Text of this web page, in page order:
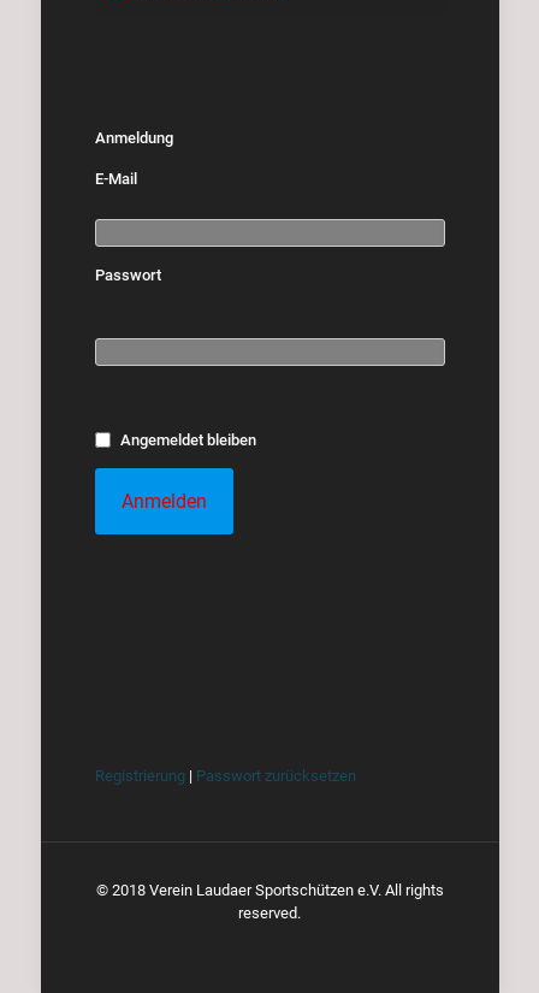
Anmeldung
E-Mail
Passwort
Angemeldet bleiben
Registrierung| Passwort zurücksetzen
© 2018 Verein Laudaer Sportschützen e.V. All rights
reserved.